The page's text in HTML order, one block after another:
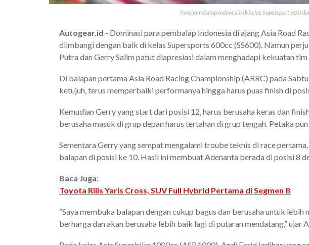
Para pembalap Indonesia di kelas Supersport 600
Autogear.id - Dominasi para pembalap Indonesia di ajang Asia Road
diimbangi dengan baik di kelas Supersports 600cc (SS600). Namun
Putra dan Gerry Salim patut diapresiasi dalam menghadapi kekuatan tim
Di balapan pertama Asia Road Racing Championship (ARRC) pada
ketujuh, terus memperbaiki performanya hingga harus puas finish di
Kemudian Gerry yang start dari posisi 12, harus berusaha keras dan
berusaha masuk di grup depan harus tertahan di grup tengah. Petaka
Sementara Gerry yang sempat mengalami troube teknis di race
balapan di posisi ke 10. Hasil ini membuat Adenanta berada di posisi 8
Baca Juga:
Toyota Rilis Yaris Cross, SUV Full Hybrid Pertama di Segmen B
“Saya membuka balapan dengan cukup bagus dan berusaha untuk
berharga dan akan berusaha lebih baik lagi di putaran mendatang,” ujar